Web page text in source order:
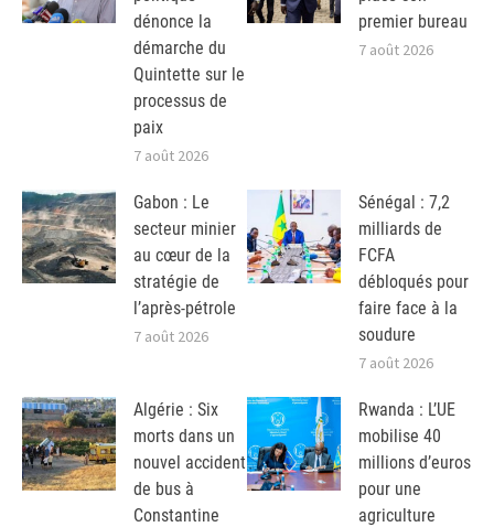
dénonce la
démarche du
Quintette sur le
processus de
paix
7 août 2026
premier bureau
7 août 2026
Gabon : Le
secteur minier
au cœur de la
stratégie de
l’après-pétrole
7 août 2026
Sénégal : 7,2
milliards de
FCFA
débloqués pour
faire face à la
soudure
7 août 2026
Algérie : Six
morts dans un
nouvel accident
de bus à
Constantine
Rwanda : L’UE
mobilise 40
millions d’euros
pour une
agriculture